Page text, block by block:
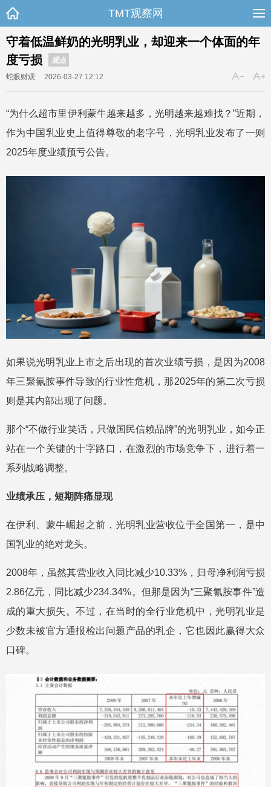
TMT观察网
守着低温鲜奶的光明乳业，却迎来一个体面的年
度亏损
观点
蛇眼财观 2026-03-27 12:12
“为什么超市里伊利蒙牛越来越多，光明越来越难找？”近期，
作为中国乳业史上值得尊敬的老字号，光明乳业发布了一则
2025年度业绩预亏公告。
如果说光明乳业上市之后出现的首次业绩亏损，是因为2008
年三聚氰胺事件导致的行业性危机，那2025年的第二次亏损
则是其内部出现了问题。
那个“不做行业笑话，只做国民信赖品牌”的光明乳业，如今正
站在一个关键的十字路口，在激烈的市场竞争下，进行着一
系列战略调整。
业绩承压，短期阵痛显现
在伊利、蒙牛崛起之前，光明乳业营收位于全国第一，是中
国乳业的绝对龙头。
2008年，虽然其营业收入同比减少10.33%，归母净利润亏损
2.86亿元，同比减少234.34%。但那是因为“三聚氰胺事件”造
成的重大损失。不过，在当时的全行业危机中，光明乳业是
少数未被官方通报检出问题产品的乳企，它也因此赢得大众
口碑。